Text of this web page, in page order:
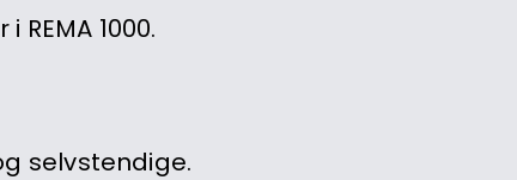
1000.
selvstendige.